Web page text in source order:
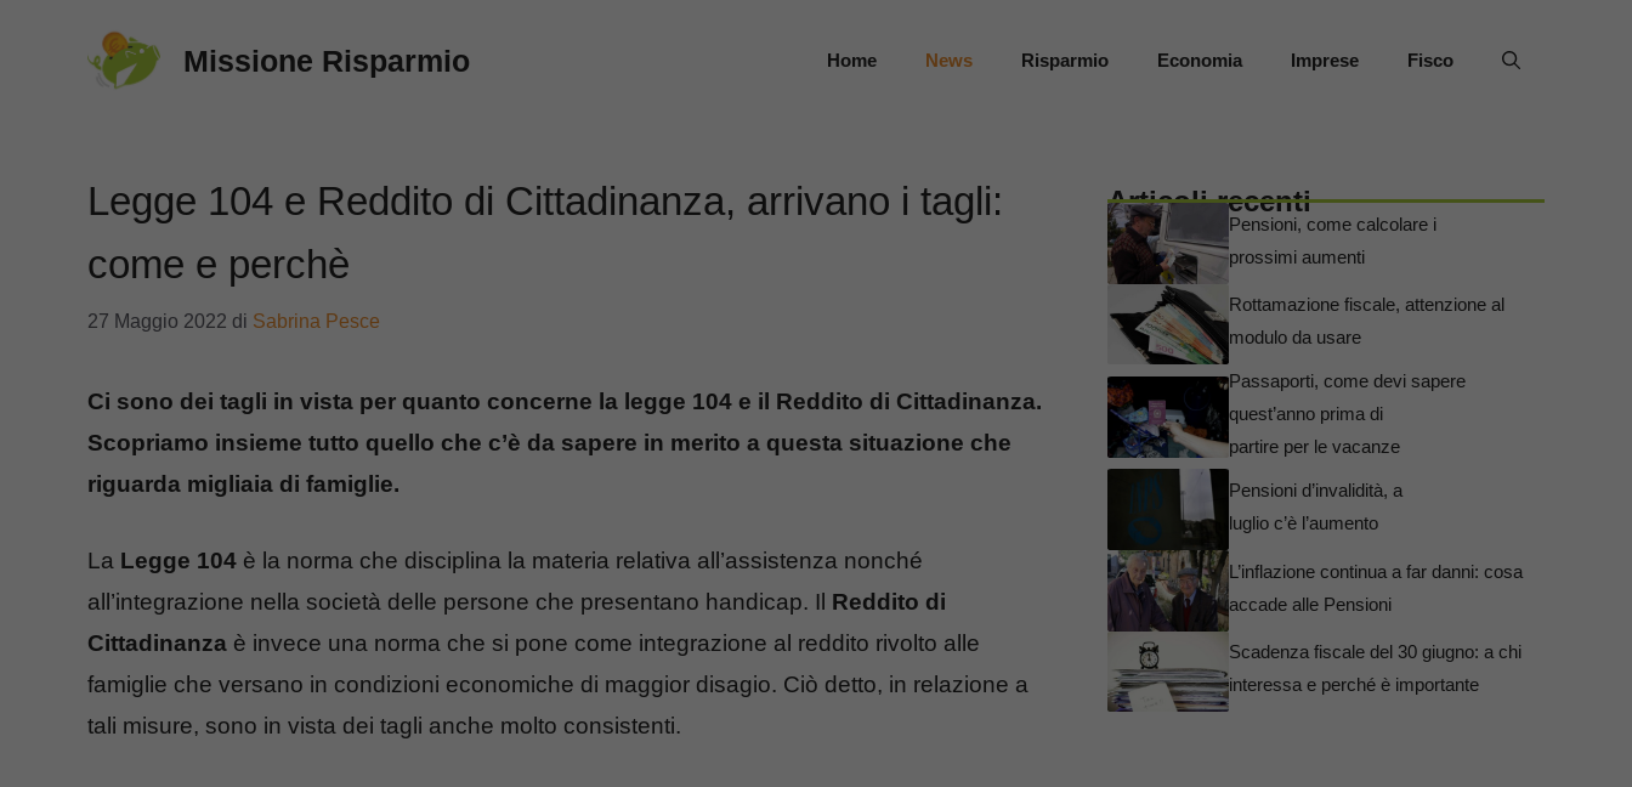
Missione Risparmio Home News Risparmio Economia Imprese Fisco
Legge 104 e Reddito di Cittadinanza, arrivano i tagli:
come e perchè
27 Maggio 2022 di Sabrina Pesce
Ci sono dei tagli in vista per quanto concerne la legge 104 e il Reddito di Cittadinanza.
Scopriamo insieme tutto quello che c’è da sapere in merito a questa situazione che
riguarda migliaia di famiglie.
La Legge 104 è la norma che disciplina la materia relativa all’assistenza nonché
all’integrazione nella società delle persone che presentano handicap. Il Reddito di
Cittadinanza è invece una norma che si pone come integrazione al reddito rivolto alle
famiglie che versano in condizioni economiche di maggior disagio. Ciò detto, in relazione a
tali misure, sono in vista dei tagli anche molto consistenti.
Articoli recenti
Pensioni, come calcolare i
prossimi aumenti
Rottamazione fiscale, attenzione al
modulo da usare
Passaporti, come devi sapere
quest’anno prima di
partire per le vacanze
Pensioni d’invalidità, a
luglio c’è l’aumento
L’inflazione continua a far danni: cosa
accade alle Pensioni
Scadenza fiscale del 30 giugno: a chi
interessa e perché è importante